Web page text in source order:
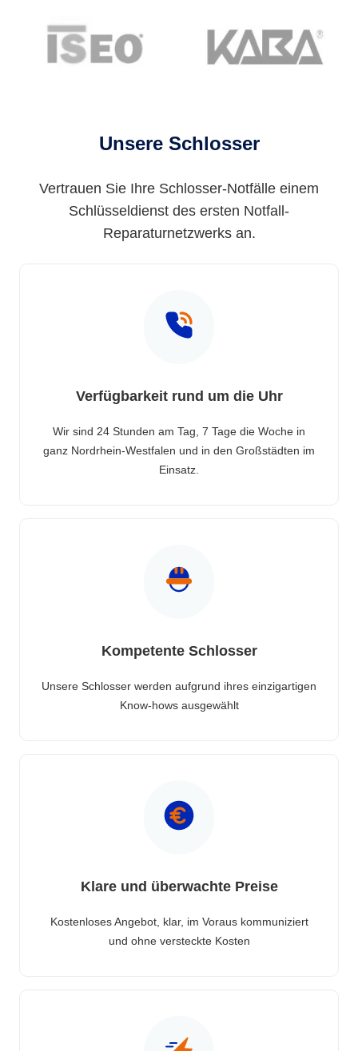
Unsere Schlosser
Vertrauen Sie Ihre Schlosser-Notfälle einem
Schlüsseldienst des ersten Notfall-
Reparaturnetzwerks an.
Verfügbarkeit rund um die Uhr
Wir sind 24 Stunden am Tag, 7 Tage die Woche in
ganz Nordrhein-Westfalen und in den Großstädten im
Einsatz.
Kompetente Schlosser
Unsere Schlosser werden aufgrund ihres einzigartigen
Know-hows ausgewählt
Klare und überwachte Preise
Kostenloses Angebot, klar, im Voraus kommuniziert
und ohne versteckte Kosten